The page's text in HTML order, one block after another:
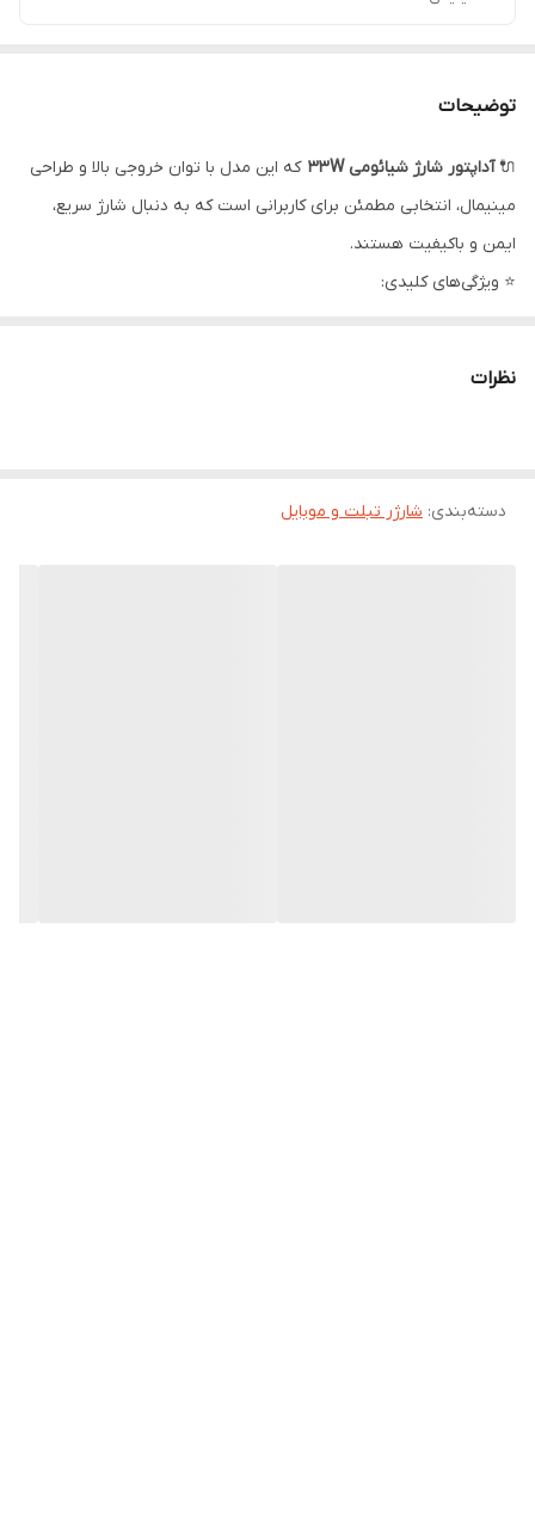
توضیحات
🔌آداپتور شارژ شیائومی 33W
که این مدل با توان خروجی بالا و طراحی
مینیمال، انتخابی مطمئن برای کاربرانی است که به دنبال شارژ سریع،
ایمن و باکیفیت هستند.
⭐ ویژگی‌های کلیدی:
پورت USB-A با رنگ قرمز داخلی
سفر.
نظرات
دسته‌بندی: شارژر تبلت و موبایل